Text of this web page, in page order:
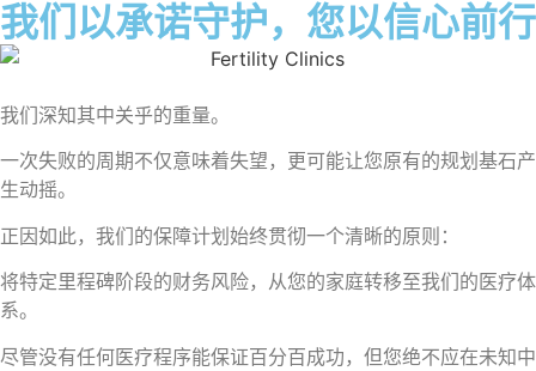
我们以承诺守护，您以信心前行
我们深知其中关乎的重量。
一次失败的周期不仅意味着失望，更可能让您原有的规划基石产
生动摇。
正因如此，我们的保障计划始终贯彻一个清晰的原则：
将特定里程碑阶段的财务风险，从您的家庭转移至我们的医疗体
系。
尽管没有任何医疗程序能保证百分百成功，但您绝不应在未知中